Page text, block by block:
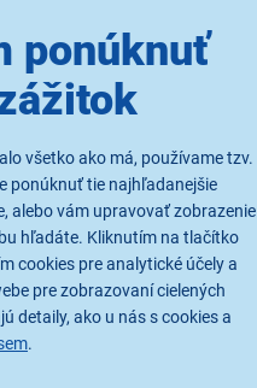
ponúknuť
všetko ako má, používame tzv.
ponúknuť tie najhľadanejšie
alebo vám upravovať zobrazenie
hľadáte. Kliknutím na tlačítko
cookies pre analytické účely a
pre zobrazovaní cielených
detaily, ako u nás s cookies a
.